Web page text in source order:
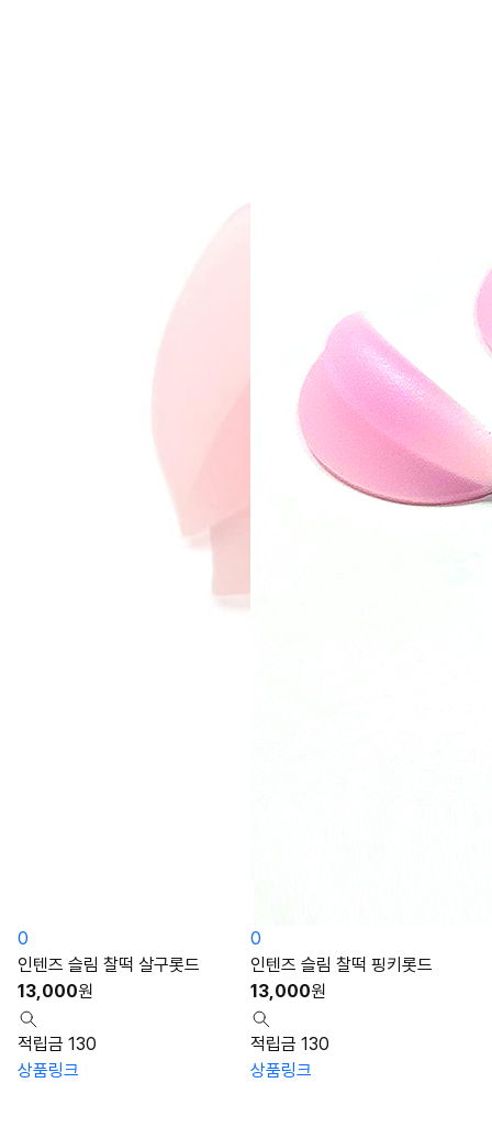
0
인텐즈 슬림 찰떡 살구롯드
13,000원
적립금 130
상품링크
0
인텐즈 슬림 찰떡 핑키롯드
13,000원
적립금 130
상품링크